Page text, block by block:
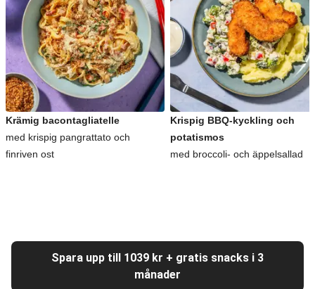
Krämig bacontagliatelle
med krispig pangrattato och
finriven ost
Krispig BBQ-kyckling och
potatismos
med broccoli- och äppelsallad
Spara upp till 1039 kr + gratis snacks i 3
månader